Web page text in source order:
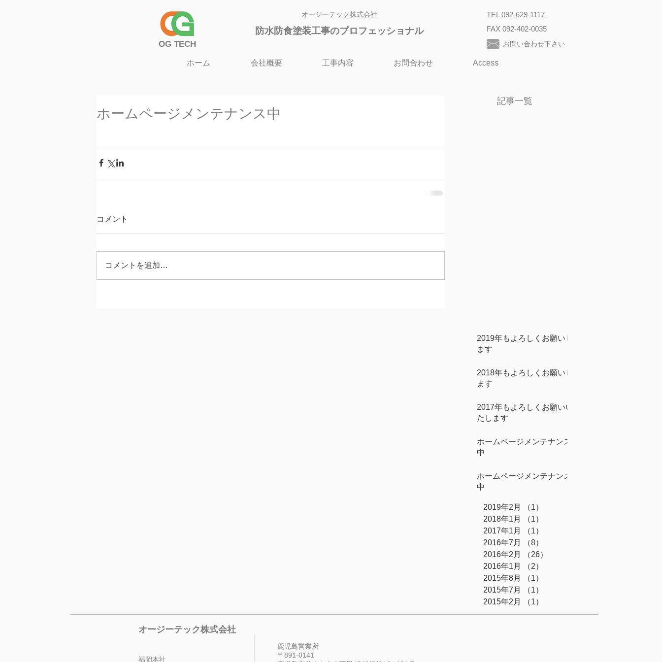
オージーテック株式会社
防水防食塗装工事のプロフェッショナル
​OG TECH
TEL 092-629-1117
FAX 092-402-0035
お問い合わせ下さい
ホーム 会社概要 工事内容 お問合わせ Access
ホームページメンテナンス中
コメント
コメントを追加…
記事一覧
2019年もよろしくお願いし
ます
2018年もよろしくお願いし
ます
2017年もよろしくお願いい
たします
ホームページメンテナンス
中
ホームページメンテナンス
中
2019年2月 （1）
2018年1月
（1）
2017年1月
（1）
2016年7月
（8）
2016年2月
（26）
2016年1月
（2）
2015年8月
（1）
2015年7月
（1）
2015年2月
（1）
オージーテック株式会社
福岡本社
鹿児島営業所
〒891-0141